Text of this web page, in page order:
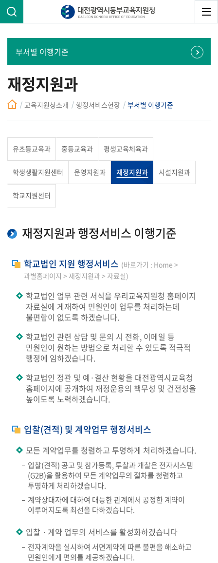
부서별 이행기준
재정지원과
교육지원청소개 행정서비스헌장 부서별 이행기준
유초등교육과 중등교육과 평생교육체육과
학생생활지원센터 운영지원과 재정지원과 시설지원과
학교지원센터
재정지원과 행정서비스 이행기준
학교법인 지원 행정서비스 (바로가기 : Home >
과별홈페이지 > 재정지원과 > 자료실)
학교법인 업무 관련 서식을 우리교육지원청 홈페이지
자료실에 게재하여 민원인이 업무를 처리하는데
불편함이 없도록 하겠습니다.
학교법인 관련 상담 및 문의 시 전화, 이메일 등
민원인이 원하는 방법으로 처리할 수 있도록 적극적
행정에 임하겠습니다.
학교법인 정관 및 예·결산 현황을 대전광역시교육청
홈페이지에 공개하여 재정운용의 책무성 및 건전성을
높이도록 노력하겠습니다.
입찰(견적) 및 계약업무 행정서비스
모든 계약업무를 청렴하고 투명하게 처리하겠습니다.
입찰(견적) 공고 및 참가등록, 투찰과 개찰은 전자시스템
(G2B)을 활용하여 모든 계약업무의 절차를 청렴하고
투명하게 처리하겠습니다.
계약상대자에 대하여 대등한 관계에서 공정한 계약이
이루어지도록 최선을 다하겠습니다.
입찰ㆍ계약 업무의 서비스를 활성화하겠습니다
전자계약을 실시하여 서면계약에 따른 불편을 해소하고
민원인에게 편의를 제공하겠습니다.